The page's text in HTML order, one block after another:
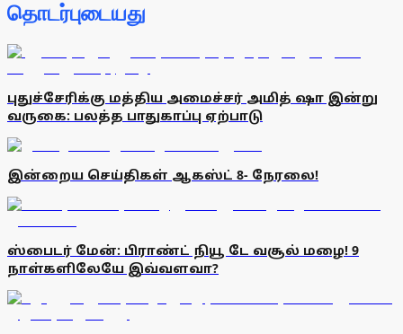
தொடர்புடையது
புதுச்சேரிக்கு மத்திய அமைச்சர் அமித் ஷா இன்று
வருகை: பலத்த பாதுகாப்பு ஏற்பாடு
இன்றைய செய்திகள் ஆகஸ்ட் 8- நேரலை!
ஸ்பைடர் மேன்: பிராண்ட் நியூ டே வசூல் மழை! 9
நாள்களிலேயே இவ்வளவா?